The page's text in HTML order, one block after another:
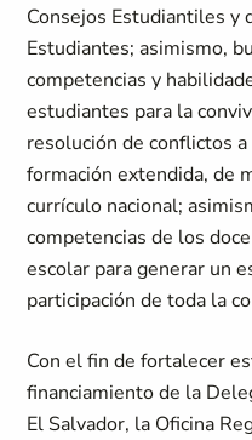
Consejos Estudiantiles y
Estudiantes; asimismo,
competencias y
estudiantes para la
resolución de conflictos
formación extendida, de
currículo nacional;
competencias de los
escolar para generar un
participación de toda la
Con el fin de fortalecer
financiamiento de la
El Salvador, la Oficina